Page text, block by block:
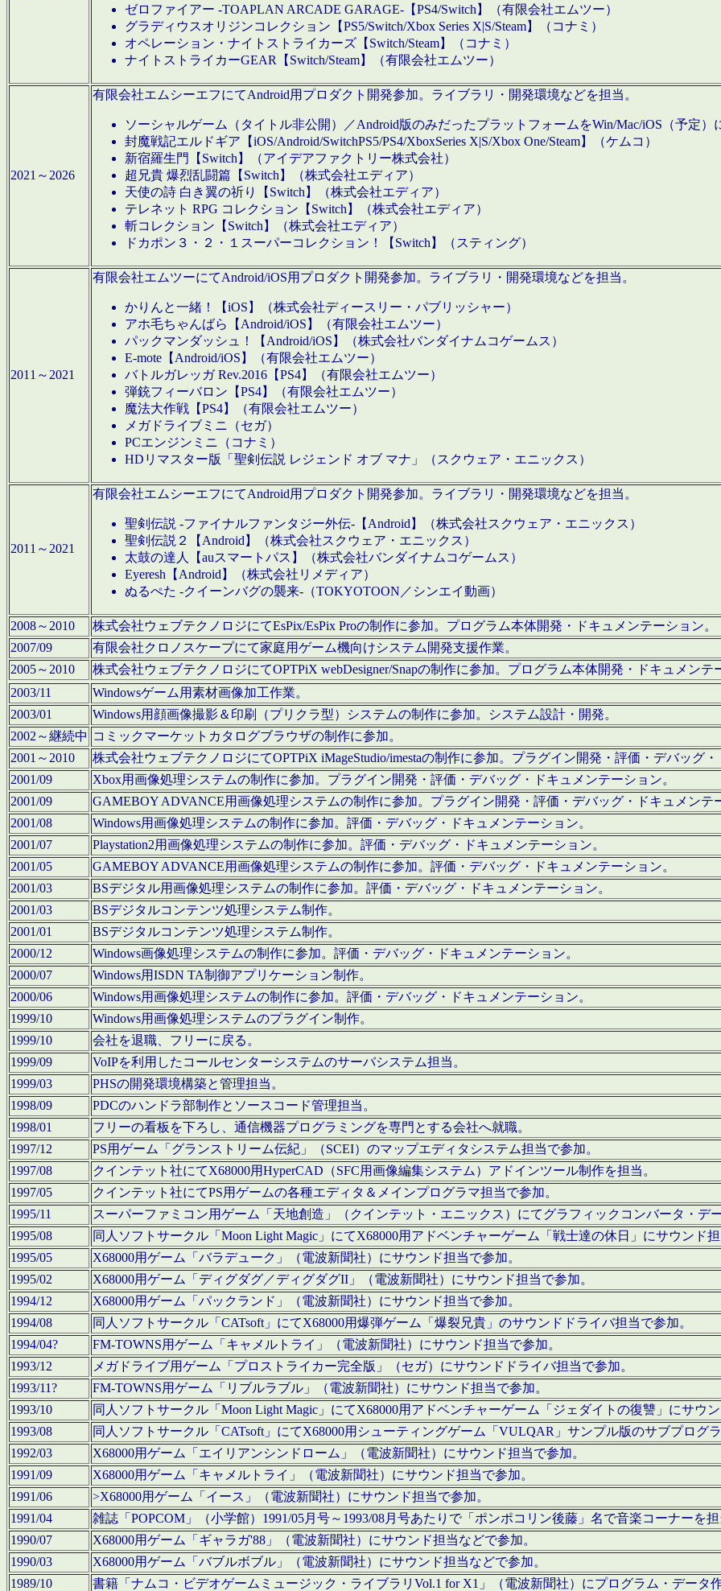
ゼロファイアー -TOAPLAN ARCADE GARAGE-【PS4/Switch】（有限会社エムツー）
グラディウスオリジンコレクション【PS5/Switch/Xbox Series X|S/Steam】（コナミ）
オペレーション・ナイトストライカーズ【Switch/Steam】（コナミ）
ナイトストライカーGEAR【Switch/Steam】（有限会社エムツー）
2021～2026
有限会社エムシーエフにてAndroid用プロダクト開発参加。ライブラリ・開発環境などを担当。
ソーシャルゲーム（タイトル非公開）／Android版のみだったプラットフォームをWin/Mac/iOS（予定）
封魔戦記エルドギア【iOS/Android/SwitchPS5/PS4/XboxSeries X|S/Xbox One/Steam】（ケムコ）
新宿羅生門【Switch】（アイデアファクトリー株式会社）
超兄貴 爆烈乱闘篇【Switch】（株式会社エディア）
天使の詩 白き翼の祈り【Switch】（株式会社エディア）
テレネット RPG コレクション【Switch】（株式会社エディア）
斬コレクション【Switch】（株式会社エディア）
ドカポン３・２・１スーパーコレクション！【Switch】（スティング）
2011～2021
有限会社エムツーにてAndroid/iOS用プロダクト開発参加。ライブラリ・開発環境などを担当。
かりんと一緒！【iOS】（株式会社ディースリー・パブリッシャー）
アホ毛ちゃんばら【Android/iOS】（有限会社エムツー）
パックマンダッシュ！【Android/iOS】（株式会社バンダイナムコゲームス）
E-mote【Android/iOS】（有限会社エムツー）
バトルガレッガ Rev.2016【PS4】（有限会社エムツー）
弾銃フィーバロン【PS4】（有限会社エムツー）
魔法大作戦【PS4】（有限会社エムツー）
メガドライブミニ（セガ）
PCエンジンミニ（コナミ）
HDリマスター版「聖剣伝説 レジェンド オブ マナ」（スクウェア・エニックス）
2011～2021
有限会社エムシーエフにてAndroid用プロダクト開発参加。ライブラリ・開発環境などを担当。
聖剣伝説 -ファイナルファンタジー外伝-【Android】（株式会社スクウェア・エニックス）
聖剣伝説２【Android】（株式会社スクウェア・エニックス）
太鼓の達人【auスマートパス】（株式会社バンダイナムコゲームス）
Eyeresh【Android】（株式会社リメディア）
ぬるぺた -クイーンバグの襲来-（TOKYOTOON／シンエイ動画）
2008～2010
株式会社ウェブテクノロジにてEsPix/EsPix Proの制作に参加。プログラム本体開発・ドキュメンテーション。
2007/09
有限会社クロノスケープにて家庭用ゲーム機向けシステム開発支援作業。
2005～2010
株式会社ウェブテクノロジにてOPTPiX webDesigner/Snapの制作に参加。プログラム本体開発・ドキュメンテ
2003/11
Windowsゲーム用素材画像加工作業。
2003/01
Windows用顔画像撮影＆印刷（プリクラ型）システムの制作に参加。システム設計・開発。
2002～継続中 コミックマーケットカタログブラウザの制作に参加。
2001～2010
株式会社ウェブテクノロジにてOPTPiX iMageStudio/imestaの制作に参加。プラグイン開発・評価・デバッグ
2001/09
Xbox用画像処理システムの制作に参加。プラグイン開発・評価・デバッグ・ドキュメンテーション。
2001/09
GAMEBOY ADVANCE用画像処理システムの制作に参加。プラグイン開発・評価・デバッグ・ドキュメンテ
2001/08
Windows用画像処理システムの制作に参加。評価・デバッグ・ドキュメンテーション。
2001/07
Playstation2用画像処理システムの制作に参加。評価・デバッグ・ドキュメンテーション。
2001/05
GAMEBOY ADVANCE用画像処理システムの制作に参加。評価・デバッグ・ドキュメンテーション。
2001/03
BSデジタル用画像処理システムの制作に参加。評価・デバッグ・ドキュメンテーション。
2001/03
BSデジタルコンテンツ処理システム制作。
2001/01
BSデジタルコンテンツ処理システム制作。
2000/12
Windows画像処理システムの制作に参加。評価・デバッグ・ドキュメンテーション。
2000/07
Windows用ISDN TA制御アプリケーション制作。
2000/06
Windows用画像処理システムの制作に参加。評価・デバッグ・ドキュメンテーション。
1999/10
Windows用画像処理システムのプラグイン制作。
1999/10
会社を退職、フリーに戻る。
1999/09
VoIPを利用したコールセンターシステムのサーバシステム担当。
1999/03
PHSの開発環境構築と管理担当。
1998/09
PDCのハンドラ部制作とソースコード管理担当。
1998/01
フリーの看板を下ろし、通信機器プログラミングを専門とする会社へ就職。
1997/12
PS用ゲーム「グランストリーム伝紀」（SCEI）のマップエディタシステム担当で参加。
1997/08
クインテット社にてX68000用HyperCAD（SFC用画像編集システム）アドインツール制作を担当。
1997/05
クインテット社にてPS用ゲームの各種エディタ＆メインプログラマ担当で参加。
1995/11
スーパーファミコン用ゲーム「天地創造」（クインテット・エニックス）にてグラフィックコンバータ・デ
1995/08
同人ソフトサークル「Moon Light Magic」にてX68000用アドベンチャーゲーム「戦士達の休日」にサウンド
1995/05
X68000用ゲーム「バラデューク」（電波新聞社）にサウンド担当で参加。
1995/02
X68000用ゲーム「ディグダグ／ディグダグII」（電波新聞社）にサウンド担当で参加。
1994/12
X68000用ゲーム「パックランド」（電波新聞社）にサウンド担当で参加。
1994/08
同人ソフトサークル「CATsoft」にてX68000用爆弾ゲーム「爆裂兄貴」のサウンドドライバ担当で参加。
1994/04?
FM-TOWNS用ゲーム「キャメルトライ」（電波新聞社）にサウンド担当で参加。
1993/12
メガドライブ用ゲーム「プロストライカー完全版」（セガ）にサウンドドライバ担当で参加。
1993/11?
FM-TOWNS用ゲーム「リブルラブル」（電波新聞社）にサウンド担当で参加。
1993/10
同人ソフトサークル「Moon Light Magic」にてX68000用アドベンチャーゲーム「ジェダイトの復讐」にサウ
1993/08
同人ソフトサークル「CATsoft」にてX68000用シューティングゲーム「VULQAR」サンプル版のサブプログ
1992/03
X68000用ゲーム「エイリアンシンドローム」（電波新聞社）にサウンド担当で参加。
1991/09
X68000用ゲーム「キャメルトライ」（電波新聞社）にサウンド担当で参加。
1991/06
>X68000用ゲーム「イース」（電波新聞社）にサウンド担当で参加。
1991/04
雑誌「POPCOM」（小学館）1991/05月号～1993/08月号あたりで「ポンポコリン後藤」名で音楽コーナーを
1990/07
X68000用ゲーム「ギャラガ'88」（電波新聞社）にサウンド担当などで参加。
1990/03
X68000用ゲーム「バブルボブル」（電波新聞社）にサウンド担当などで参加。
1989/10
書籍「ナムコ・ビデオゲームミュージック・ライブラリVol.1 for X1」（電波新聞社）にプログラム・データ